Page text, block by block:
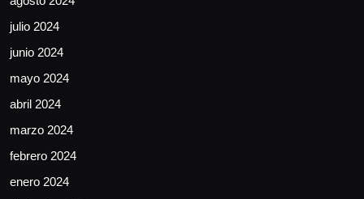
julio 2024
junio 2024
mayo 2024
abril 2024
marzo 2024
febrero 2024
enero 2024